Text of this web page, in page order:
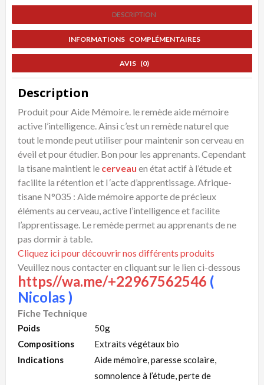
DESCRIPTION
INFORMATIONS COMPLÉMENTAIRES
AVIS (0)
Description
Produit pour Aide Mémoire. le remède aide mémoire
active l’intelligence. Ainsi c’est un remède naturel que
tout le monde peut utiliser pour maintenir son cerveau en
éveil et pour étudier. Bon pour les apprenants. Cependant
la tisane maintient le cerveau en état actif à l’étude et
facilite la rétention et l ‘acte d’apprentissage. Afrique-
tisane N°035 : Aide mémoire apporte de précieux
éléments au cerveau, active l’intelligence et facilite
l’apprentissage. Le remède permet au apprenants de ne
pas dormir à table.
Cliquez ici pour découvrir nos différents produits
Veuillez nous contacter en cliquant sur le lien ci-dessous
https//wa.me/+22967562546 (
Nicolas )
Fiche Technique
Poids
50g
Compositions
Extraits végétaux bio
Indications
Aide mémoire, paresse scolaire,
somnolence à l’étude, perte de